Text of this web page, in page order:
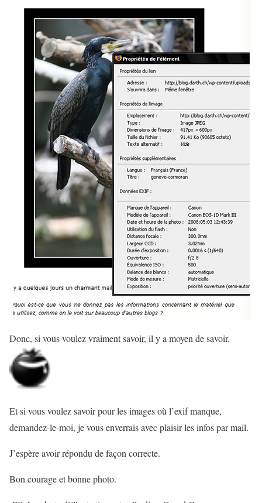
Donc, si vous voulez vraiment savoir, il y a moyen de savoir.
Et si vous voulez savoir pour les images où l’exif manque,
demandez-le-moi, je vous enverrais avec plaisir les infos par mail.
J’espère avoir répondu de façon correcte.
Bon courage et bonne photo.